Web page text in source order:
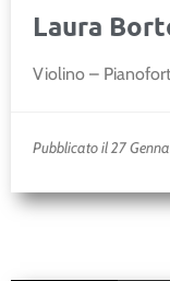
Laura
Violino –
Pubblicato il 27